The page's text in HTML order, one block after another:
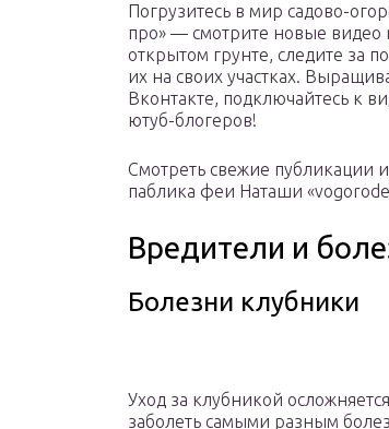
Погрузитесь в мир садово-
про» — смотрите новые видео
открытом грунте, следите за
их на своих участках.
Вконтакте, подключайтесь к
ютуб-блогеров!
Смотреть свежие публикации
паблика феи Наташи
Вредители и
Болезни клубники
Уход за клубникой
заболеть самыми разным